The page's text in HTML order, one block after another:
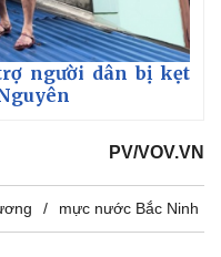
người dân bị kẹt
PV/VOV.VN
mực nước Bắc Ninh